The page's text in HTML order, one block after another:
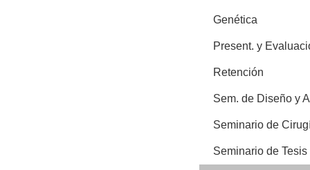
Genética
Present. y
Retención
Sem. de Diseño y
Seminario de
Seminario de Tesis